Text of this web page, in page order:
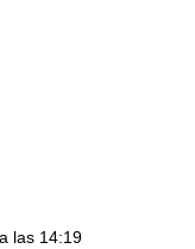
las 14:19